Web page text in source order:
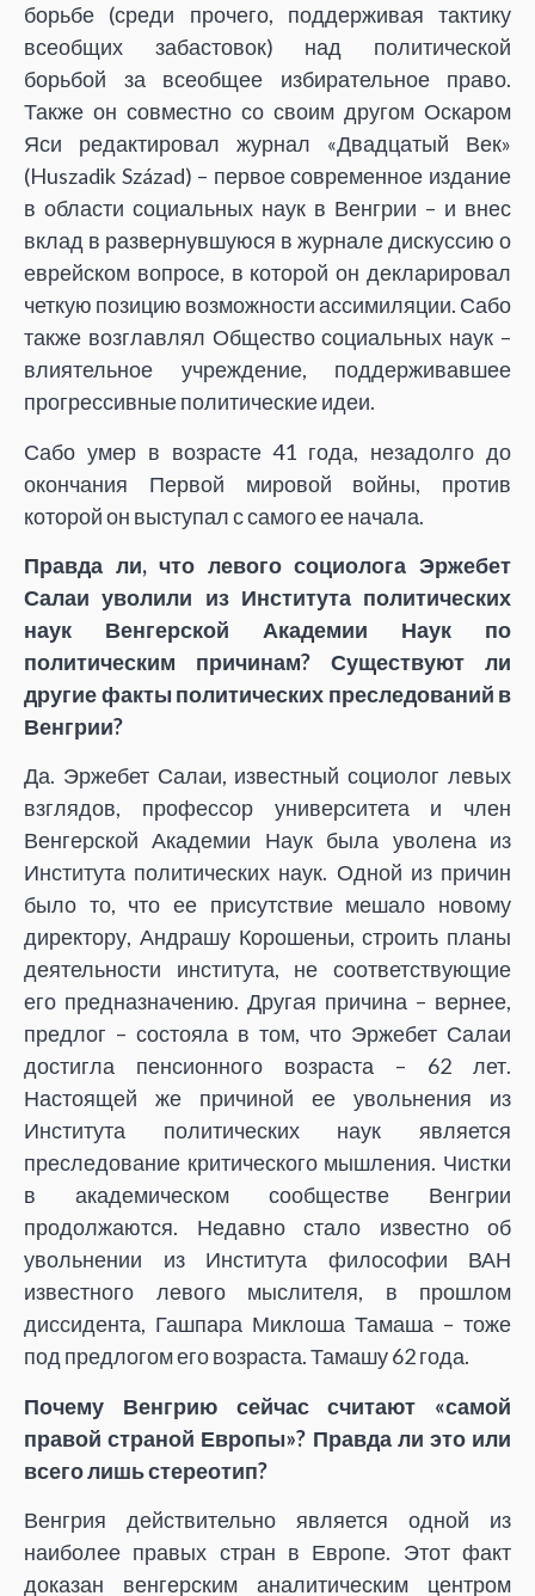
борьбе (среди прочего, поддерживая тактику
всеобщих забастовок) над политической
борьбой за всеобщее избирательное право.
Также он совместно со своим другом Оскаром
Яси редактировал журнал «Двадцатый Век»
(Huszadik Század) – первое современное издание
в области социальных наук в Венгрии – и внес
вклад в развернувшуюся в журнале дискуссию о
еврейском вопросе, в которой он декларировал
четкую позицию возможности ассимиляции. Сабо
также возглавлял Общество социальных наук –
влиятельное учреждение, поддерживавшее
прогрессивные политические идеи.
Сабо умер в возрасте 41 года, незадолго до
окончания Первой мировой войны, против
которой он выступал с самого ее начала.
Правда ли, что левого социолога Эржебет
Салаи уволили из Института политических
наук Венгерской Академии Наук по
политическим причинам? Существуют ли
другие факты политических преследований в
Венгрии?
Да. Эржебет Салаи, известный социолог левых
взглядов, профессор университета и член
Венгерской Академии Наук была уволена из
Института политических наук. Одной из причин
было то, что ее присутствие мешало новому
директору, Андрашу Корошеньи, строить планы
деятельности института, не соответствующие
его предназначению. Другая причина – вернее,
предлог – состояла в том, что Эржебет Салаи
достигла пенсионного возраста – 62 лет.
Настоящей же причиной ее увольнения из
Института политических наук является
преследование критического мышления. Чистки
в академическом сообществе Венгрии
продолжаются. Недавно стало известно об
увольнении из Института философии ВАН
известного левого мыслителя, в прошлом
диссидента, Гашпара Миклоша Тамаша – тоже
под предлогом его возраста. Тамашу 62 года.
Почему Венгрию сейчас считают «самой
правой страной Европы»? Правда ли это или
всего лишь стереотип?
Венгрия действительно является одной из
наиболее правых стран в Европе. Этот факт
доказан венгерским аналитическим центром